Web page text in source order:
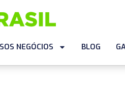
NEGÓCIOS BLOG